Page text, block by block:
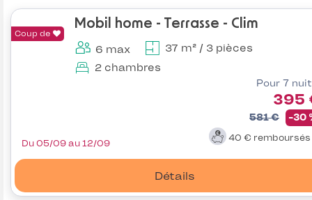
Coup de
Mobil home - Terrasse - Clim
6 max
37 m² / 3 pièces
2 chambres
Pour 7
395
581 € -30
40 € remboursés
Détails
Du 05/09 au 12/09